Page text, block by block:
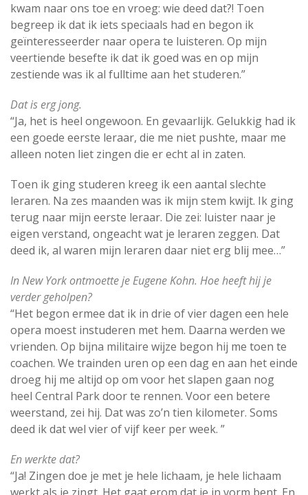
kwam naar ons toe en vroeg: wie deed dat?! Toen
begreep ik dat ik iets speciaals had en begon ik
geïnteresseerder naar opera te luisteren. Op mijn
veertiende besefte ik dat ik goed was en op mijn
zestiende was ik al fulltime aan het studeren.”
Dat is erg jong.
“Ja, het is heel ongewoon. En gevaarlijk. Gelukkig had ik
een goede eerste leraar, die me niet pushte, maar me
alleen noten liet zingen die er echt al in zaten.
Toen ik ging studeren kreeg ik een aantal slechte
leraren. Na zes maanden was ik mijn stem kwijt. Ik ging
terug naar mijn eerste leraar. Die zei: luister naar je
eigen verstand, ongeacht wat je leraren zeggen. Dat
deed ik, al waren mijn leraren daar niet erg blij mee…”
In New York ontmoette je Eugene Kohn. Hoe heeft hij je
verder geholpen?
“Het begon ermee dat ik in drie of vier dagen een hele
opera moest instuderen met hem. Daarna werden we
vrienden. Op bijna militaire wijze begon hij me toen te
coachen. We trainden uren op een dag en aan het einde
droeg hij me altijd op om voor het slapen gaan nog
heel Central Park door te rennen. Voor een betere
weerstand, zei hij. Dat was zo’n tien kilometer. Soms
deed ik dat wel vier of vijf keer per week. ”
En werkte dat?
“Ja! Zingen doe je met je hele lichaam, je hele lichaam